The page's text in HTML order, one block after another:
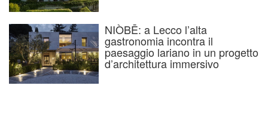
NIÒBĒ: a Lecco l’alta
gastronomia incontra il
paesaggio lariano in un progetto
d’architettura immersivo